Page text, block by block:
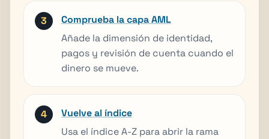
Comprueba la capa AML
Añade la dimensión de identidad,
pagos y revisión de cuenta cuando el
dinero se mueve.
Vuelve al índice
Usa el índice A-Z para abrir la rama